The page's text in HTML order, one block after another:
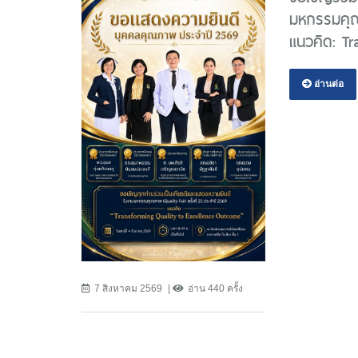
7 สิงหาคม 2569 อ่าน 440 ครั้ง
มหกรรมคุ
แนวคิด:
อ่านต่อ